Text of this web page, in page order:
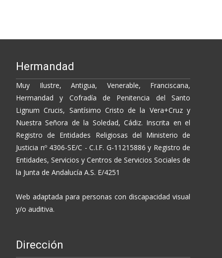
Hermandad
Muy Ilustre, Antigua, Venerable, Franciscana,
Hermandad y Cofradía de Penitencia del Santo
Lignum Crucis, Santísimo Cristo de la Vera+Cruz y
Nuestra Señora de la Soledad, Cádiz. Inscrita en el
Registro de Entidades Religiosas del Ministerio de
Justicia nº 4306-SE/C - C.I.F. G-11215886 y Registro de
Entidades, Servicios y Centros de Servicios Sociales de
la Junta de Andalucía A.S. E/4251
Web adaptada para personas con discapacidad visual
y/o auditiva.
Dirección